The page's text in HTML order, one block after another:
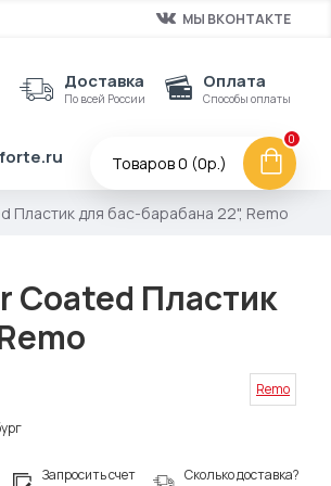
МЫ ВКОНТАКТЕ
Доставка
По всей России
Оплата
Способы оплаты
Товаров 0 (0р.)
0
Пластик для бас-барабана 22", Remo
Coated Пластик
Remo
Запросить счет Сколько доставка?